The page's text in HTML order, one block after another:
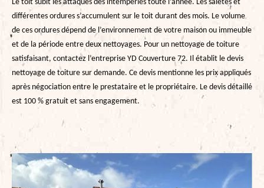
Le toit subit les attaques des intempéries toute l’année. Les saletés et
différentes ordures s’accumulent sur le toit durant des mois. Le volume
de ces ordures dépend de l’environnement de votre maison ou immeuble
et de la période entre deux nettoyages. Pour un nettoyage de toiture
satisfaisant, contactez l’entreprise YD Couverture 72. Il établit le devis
nettoyage de toiture sur demande. Ce devis mentionne les prix appliqués
après négociation entre le prestataire et le propriétaire. Le devis détaillé
est 100 % gratuit et sans engagement.